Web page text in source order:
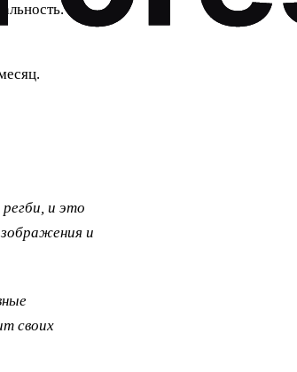
и это
и
своих